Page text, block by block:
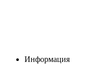
Информация